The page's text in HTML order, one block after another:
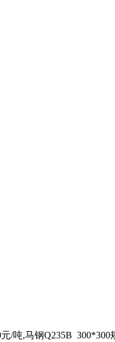
/吨,马钢Q235B 300*300